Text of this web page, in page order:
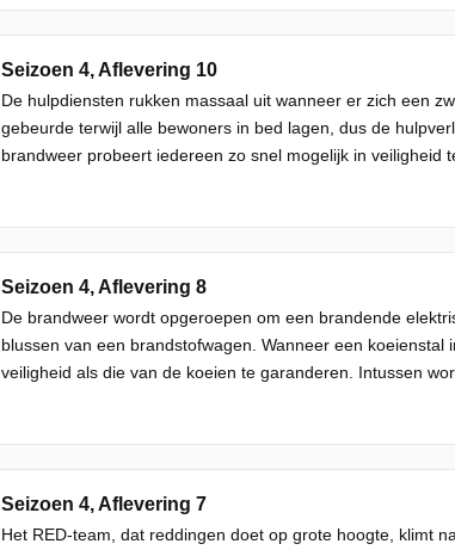
Seizoen 4, Aflevering 10
De hulpdiensten rukken massaal uit wanneer er zich een
gebeurde terwijl alle bewoners in bed lagen, dus de
brandweer probeert iedereen zo snel mogelijk in veiligheid
Seizoen 4, Aflevering 8
De brandweer wordt opgeroepen om een brandende
blussen van een brandstofwagen. Wanneer een
veiligheid als die van de koeien te garanderen. Intussen
Seizoen 4, Aflevering 7
Het RED-team, dat reddingen doet op grote hoogte, klimt